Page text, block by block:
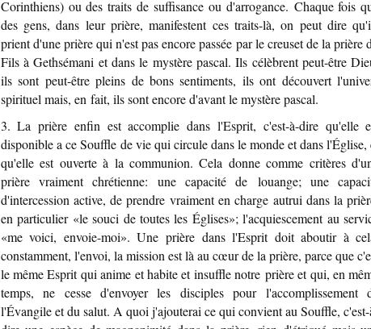
Corinthiens) ou des traits de suffisance ou d'arrogance. Chaque fois
des gens, dans leur prière, manifestent ces traits-là, on peut dire
prient d'une prière qui n'est pas encore passée par le creuset de la prière
Fils à Gethsémani et dans le mystère pascal. Ils célèbrent peut-être
ils sont peut-être pleins de bons sentiments, ils ont découvert
spirituel mais, en fait, ils sont encore d'avant le mystère pascal.
3. La prière enfin est accomplie dans l'Esprit, c'est-à-dire qu'elle
disponible a ce Souffle de vie qui circule dans le monde et dans l'Église,
qu'elle est ouverte à la communion. Cela donne comme critères
prière vraiment chrétienne: une capacité de louange; une
d'intercession active, de prendre vraiment en charge autrui dans la
en particulier «le souci de toutes les Églises»; l'acquiescement au
«me voici, envoie-moi». Une prière dans l'Esprit doit aboutir à
constamment, l'envoi, la mission est là au cœur de la prière, parce que
le même Esprit qui anime et habite et insuffle notre prière et qui, en
temps, ne cesse d'envoyer les disciples pour l'accomplissement
l'Évangile et du salut. A quoi j'ajouterai ce qui convient au Souffle,